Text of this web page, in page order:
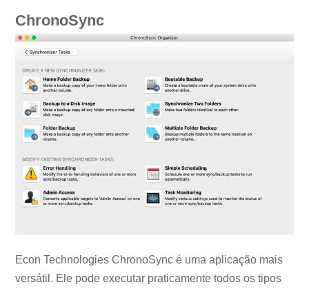
ChronoSync
Econ Technologies ChronoSync é uma aplicação mais
versátil. Ele pode executar praticamente todos os tipos